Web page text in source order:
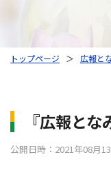
トップページ ＞ 広報と
『広報と
公開日時：2021年08月